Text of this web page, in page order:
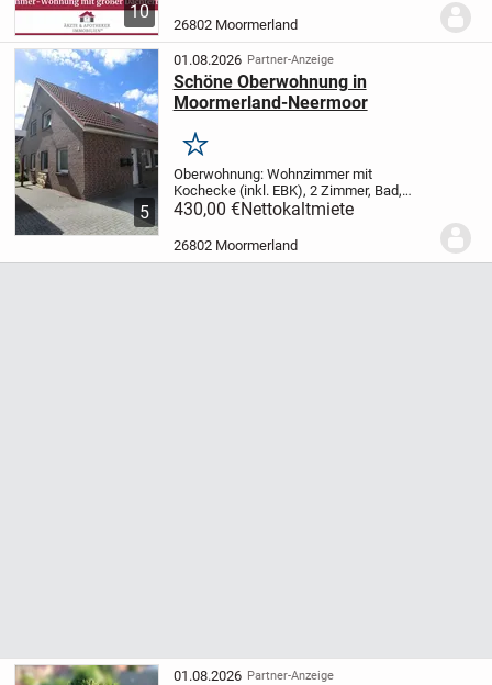
10
zeitgemäße Architektur mit höchster
Wohnqualität und nachhaltigem Komfort.
Die KfW-Förderung sowie die QNG-
Zertifizier...
26802 Moormerland
5
01.08.2026 Partner-Anzeige
Schöne Oberwohnung in
Moormerland-Neermoor
Merken
Oberwohnung: Wohnzimmer mit
Kochecke (inkl. EBK), 2 Zimmer, Bad,
Abstellraum, Wohnfläche ca. 60 qm, mtl.
430,00 €Nettokaltmiete
26802 Moormerland
01.08.2026 Partner-Anzeige